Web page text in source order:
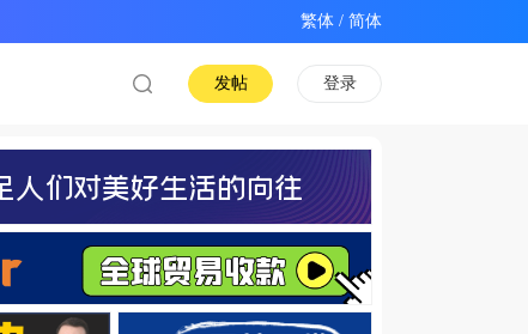
/
登录
发帖